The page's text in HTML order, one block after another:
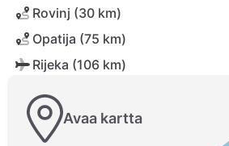
Rovinj (30 km)
Opatija (75 km)
Rijeka (106 km)
Avaa kartta